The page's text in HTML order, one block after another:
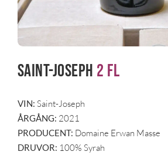
Saint-Joseph 2 fl
VIN: Saint-Joseph
ÅRGÅNG: 2021
PRODUCENT: Domaine Erwan Masse
DRUVOR: 100% Syrah